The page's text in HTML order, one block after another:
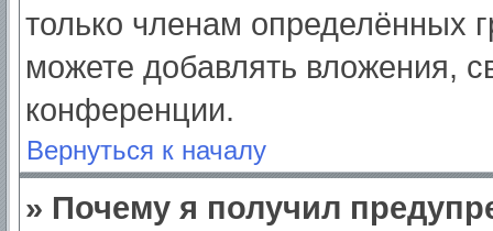
только членам определённых
можете добавлять вложения,
конференции.
Вернуться к началу
» Почему я получил